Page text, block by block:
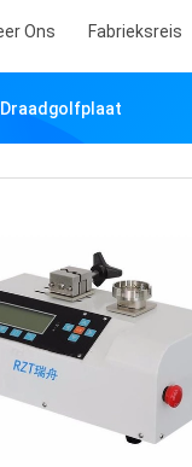
Ons Fabrieksreis